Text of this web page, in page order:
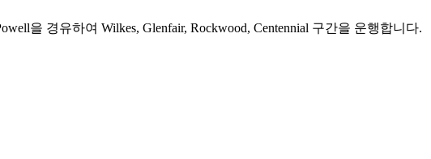
을 경유하여 Wilkes, Glenfair, Rockwood, Centennial 구간을 운행합니다.